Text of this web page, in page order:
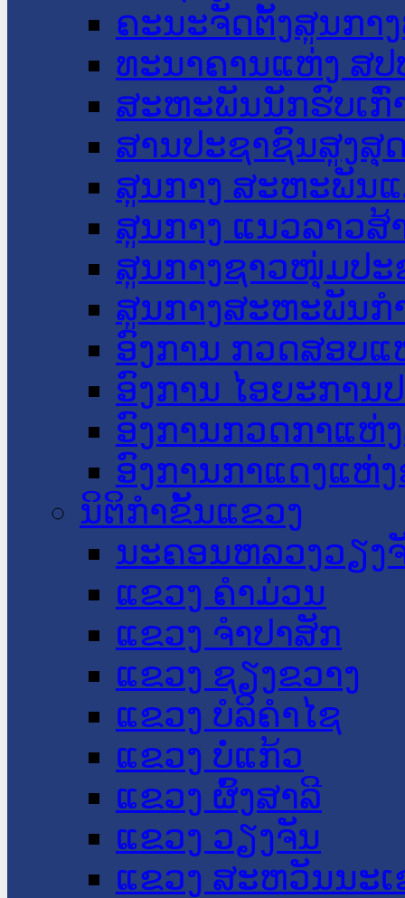
ຄະນະຈັດຕັ້ງສູນກາ
ທະນາຄານແຫ່ງ ສປ
ສະຫະພັນນັກຮົບເກົ່
ສານປະຊາຊົນສູງສຸ
ສູນກາງ ສະຫະພັນ
ສູນກາງ ແນວລາວສ້
ສູນກາງຊາວໜຸ່ມປະ
ສູນກາງສະຫະພັນກ
ອົງການ ກວດສອບແ
ອົງການ ໄອຍະການ
ອົງການກວດກາແຫ່
ອົງການກາແດງແຫ່
ນິຕິກໍາຂັ້ນແຂວງ
ນະ​ຄອນ​ຫລວງວຽງ
ແຂວງ ຄໍາມ່ວນ
ແຂວງ ຈໍາປາສັກ
ແຂວງ ຊຽງຂວາງ
ແຂວງ ບໍລິຄໍາໄຊ
ແຂວງ ບໍ່ແກ້ວ
ແຂວງ ຜົ້ງສາລີ
ແຂວງ ວຽງຈັນ
ແຂວງ ສະຫວັນນະ